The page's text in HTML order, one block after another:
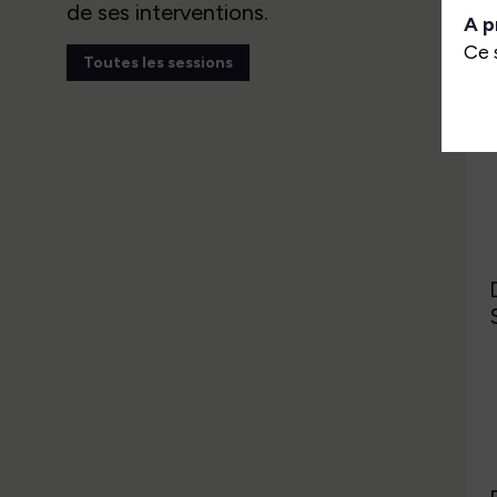
de ses interventions.
Toutes les sessions
A
Ce